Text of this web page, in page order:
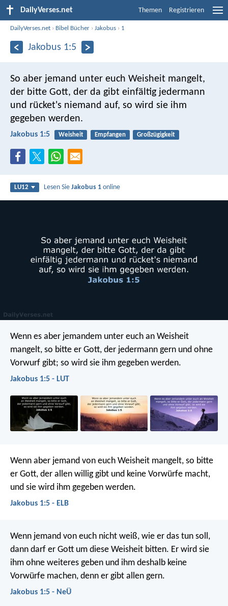
DailyVerses.net Themen Registrieren
DailyVerses.net › Bibel Bücher ›Jakobus › 1
Jakobus 1:5
So aber jemand unter euch Weisheit mangelt,
der bitte Gott, der da gibt einfältig jedermann
und rücket's niemand auf, so wird sie ihm
gegeben werden.
Jakobus 1:5 Weisheit Empfangen Großzügigkeit
LU12 Lesen SieJakobus 1 online
Wenn es aber jemandem unter euch an Weisheit
mangelt, so bitte er Gott, der jedermann gern und ohne
Vorwurf gibt; so wird sie ihm gegeben werden.
Jakobus 1:5 - LUT
Wenn aber jemand von euch Weisheit mangelt, so bitte
er Gott, der allen willig gibt und keine Vorwürfe macht,
und sie wird ihm gegeben werden.
Jakobus 1:5 - ELB
Wenn jemand von euch nicht weiß, wie er das tun soll,
dann darf er Gott um diese Weisheit bitten. Er wird sie
ihm ohne weiteres geben und ihm deshalb keine
Vorwürfe machen, denn er gibt allen gern.
Jakobus 1:5 - NeÜ